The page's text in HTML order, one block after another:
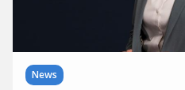
News